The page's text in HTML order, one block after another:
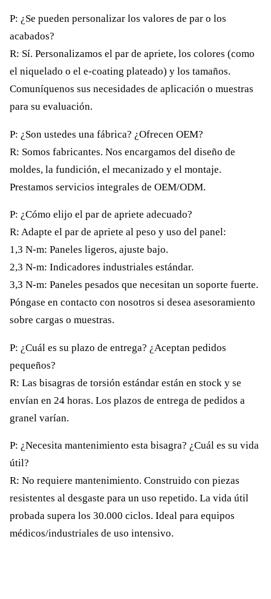
P: ¿Se pueden personalizar los valores de par o los
acabados?
R: Sí. Personalizamos el par de apriete, los colores (como
el niquelado o el e-coating plateado) y los tamaños.
Comuníquenos sus necesidades de aplicación o muestras
para su evaluación.
P: ¿Son ustedes una fábrica? ¿Ofrecen OEM?
R: Somos fabricantes. Nos encargamos del diseño de
moldes, la fundición, el mecanizado y el montaje.
Prestamos servicios integrales de OEM/ODM.
P: ¿Cómo elijo el par de apriete adecuado?
R: Adapte el par de apriete al peso y uso del panel:
1,3 N-m: Paneles ligeros, ajuste bajo.
2,3 N-m: Indicadores industriales estándar.
3,3 N-m: Paneles pesados que necesitan un soporte fuerte.
Póngase en contacto con nosotros si desea asesoramiento
sobre cargas o muestras.
P: ¿Cuál es su plazo de entrega? ¿Aceptan pedidos
pequeños?
R: Las bisagras de torsión estándar están en stock y se
envían en 24 horas. Los plazos de entrega de pedidos a
granel varían.
P: ¿Necesita mantenimiento esta bisagra? ¿Cuál es su vida
útil?
R: No requiere mantenimiento. Construido con piezas
resistentes al desgaste para un uso repetido. La vida útil
probada supera los 30.000 ciclos. Ideal para equipos
médicos/industriales de uso intensivo.